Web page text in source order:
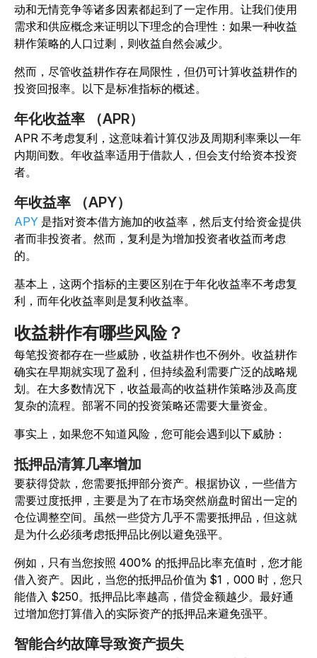
动和无情竞争等诸多因素都起到了一定作用。让我们使用
需求和供应概念来证明以下理念的合理性：如果一种收益
耕作策略的人口过剩，则收益自然会减少。
然而，尽管收益耕作存在局限性，但仍可计算收益耕作的
投资回报率。以下是标准指标的概述。
年化收益率 （APR）
APR 不考虑复利，这意味着计算仅涉及周期利率乘以一年
内期间数。年收益率适用于借款人，但会支付给资本投资
者。
年收益率 （APY）
APY 是指对资本借方施加的收益率，然后支付给资金提供
者而非投资者。然而，复利是为增加投资者收益而考虑
的。
基本上，这两个指标的主要区别在于年化收益率不考虑复
利，而年化收益率则是复利收益率。
收益耕作有哪些风险？
每笔投资都存在一些威胁，收益耕作也不例外。收益耕作
确实在早期就实现了盈利，但持续盈利需要广泛的战略规
划。在大多数情况下，收益最高的收益耕作策略涉及高度
复杂的流程。部署不同的投资策略还需要大量资金。
事实上，如果您不知道风险，您可能会遇到以下威胁：
抵押品清算几率增加
要获得贷款，您需要抵押部分资产。根据协议，一些借方
需要过度抵押，主要是为了在市场突然崩盘时留出一定的
仓位调整空间。虽然一些贷方几乎不需要抵押品，但这就
是为什么必须考虑抵押品比例以避免强平。
例如，只有当您按照 400% 的抵押品比率充值时，您才能
借入资产。因此，当您的抵押品价值为 $1，000 时，您只
能借入 $250。抵押品比率越高，借贷金额越少。最好通
过增加您打算借入的实际资产的抵押品来避免强平。
智能合约故障导致资产损失